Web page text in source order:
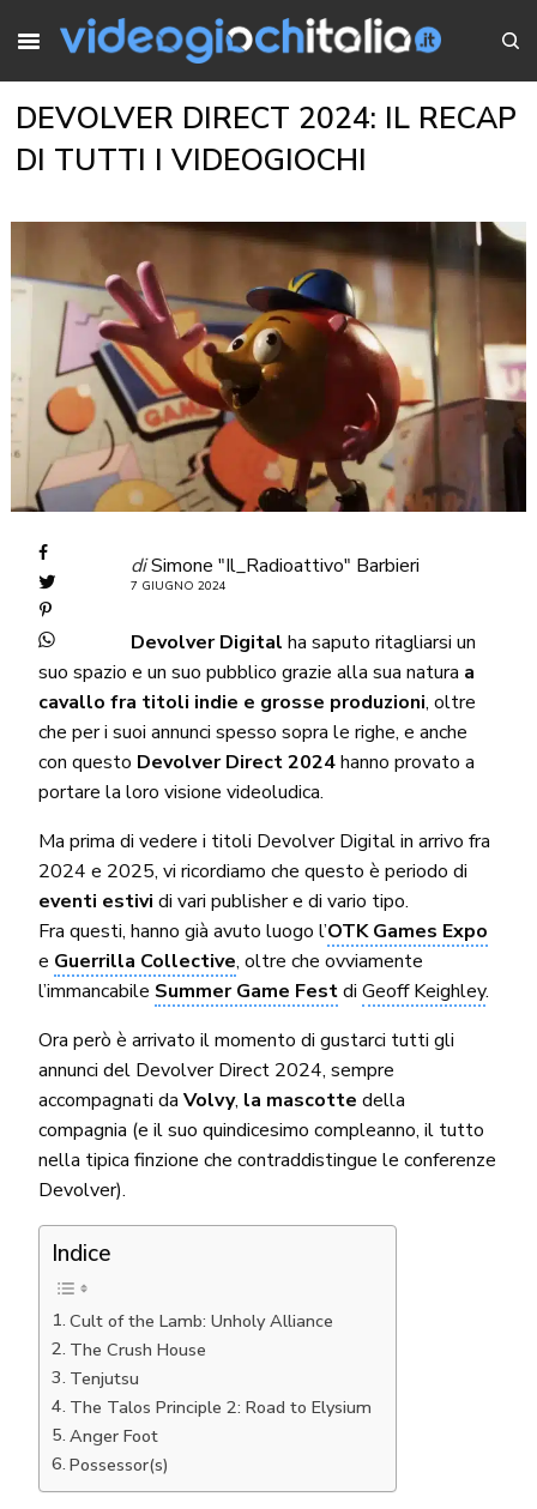
DEVOLVER DIRECT 2024: IL RECAP
DI TUTTI I VIDEOGIOCHI
diSimone "Il_Radioattivo" Barbieri
7 GIUGNO 2024
Devolver Digital ha saputo ritagliarsi un
suo spazio e un suo pubblico grazie alla sua natura a
cavallo fra titoli indie e grosse produzioni, oltre
che per i suoi annunci spesso sopra le righe, e anche
con questo Devolver Direct 2024hanno provato a
portare la loro visione videoludica.
Ma prima di vedere i titoli Devolver Digital in arrivo fra
2024 e 2025, vi ricordiamo che questo è periodo di
eventi estivi di vari publisher e di vario tipo.
Fra questi, hanno già avuto luogo l’OTK Games Expo
e Guerrilla Collective, oltre che ovviamente
l’immancabile Summer Game FestdiGeoff Keighley.
Ora però è arrivato il momento di gustarci tutti gli
annunci del Devolver Direct 2024, sempre
accompagnati da Volvy, la mascottedella
compagnia (e il suo quindicesimo compleanno, il tutto
nella tipica finzione che contraddistingue le conferenze
Devolver).
Indice
Cult of the Lamb: Unholy Alliance
The Crush House
Tenjutsu
The Talos Principle 2: Road to Elysium
Anger Foot
Possessor(s)